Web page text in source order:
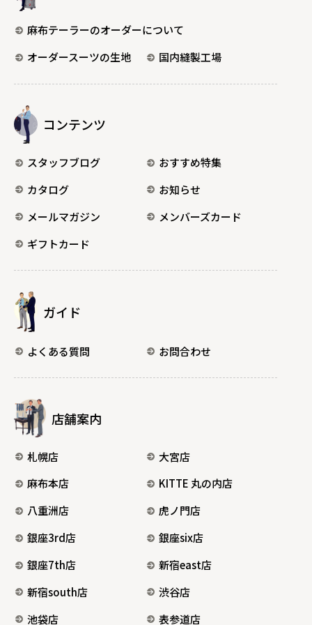
麻布テーラーのオーダーについて
オーダースーツの生地
国内縫製工場
コンテンツ
スタッフブログ
おすすめ特集
カタログ
お知らせ
メールマガジン
メンバーズカード
ギフトカード
ガイド
よくある質問 お問合わせ
店舗案内
札幌店
大宮店
麻布本店
KITTE 丸の内店
八重洲店
虎ノ門店
銀座3rd店
銀座six店
銀座7th店
新宿east店
新宿south店
渋谷店
池袋店
表参道店